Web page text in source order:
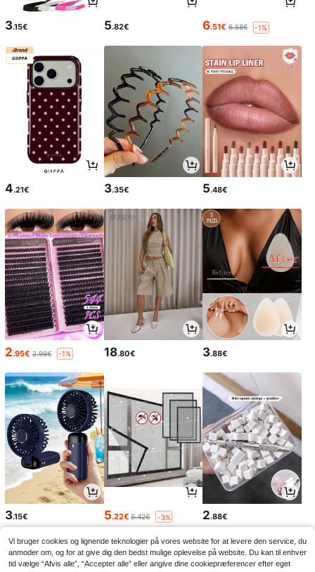
3.15€ 5.82€ 6.51€ 6.58€ -1%
4.21€ 3.35€ 5.48€
2.95€ 2.98€ -1% 18.80€ 3.88€
3.15€ 5.22€ 5.42€ -3% 2.88€
Vi bruger cookies og lignende teknologier på vores website for at levere den service, du
anmoder om, og for at give dig den bedst mulige oplevelse på website. Du kan til enhver
tid vælge “Afvis alle”, “Accepter alle” eller angive dine cookiepræferencer efter eget